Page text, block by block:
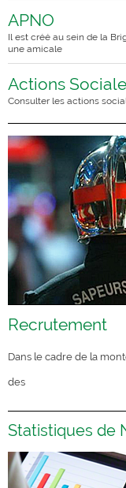
APNO
Il est créé au sein de la
une amicale
Actions
Consulter les actions
Recrutement
Dans le cadre de la
des
Statistiques de